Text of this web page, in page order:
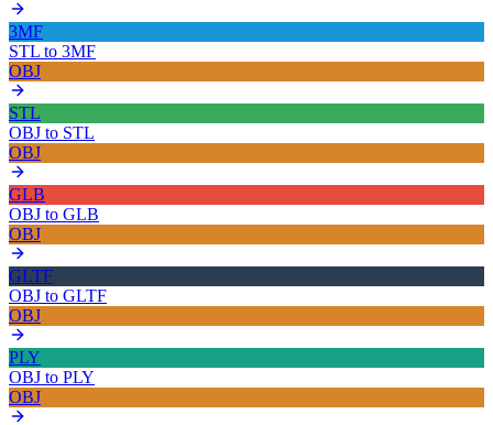
3MF
STL to 3MF
OBJ
STL
OBJ to STL
OBJ
GLB
OBJ to GLB
OBJ
GLTF
OBJ to GLTF
OBJ
PLY
OBJ to PLY
OBJ